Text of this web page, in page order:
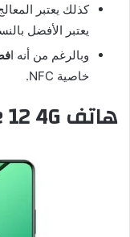
كذلك يعتبر
يعتبر الأفضل
وبالرغم من أنه ا
خاصية NFC.
هاتف Realme 12 4G